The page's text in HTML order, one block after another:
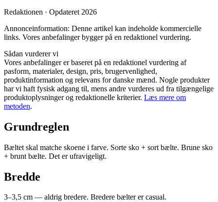
Redaktionen · Opdateret 2026
Annonceinformation: Denne artikel kan indeholde kommercielle
links. Vores anbefalinger bygger på en redaktionel vurdering.
Sådan vurderer vi
Vores anbefalinger er baseret på en redaktionel vurdering af
pasform, materialer, design, pris, brugervenlighed,
produktinformation og relevans for danske mænd. Nogle produkter
har vi haft fysisk adgang til, mens andre vurderes ud fra tilgængelige
produktoplysninger og redaktionelle kriterier. Læs mere om
metoden.
Grundreglen
Bæltet skal matche skoene i farve. Sorte sko + sort bælte. Brune sko
+ brunt bælte. Det er ufravigeligt.
Bredde
3–3,5 cm — aldrig bredere. Bredere bælter er casual.